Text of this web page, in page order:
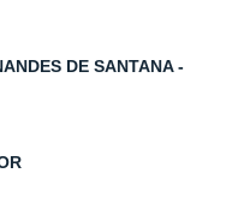
DE SANTANA -